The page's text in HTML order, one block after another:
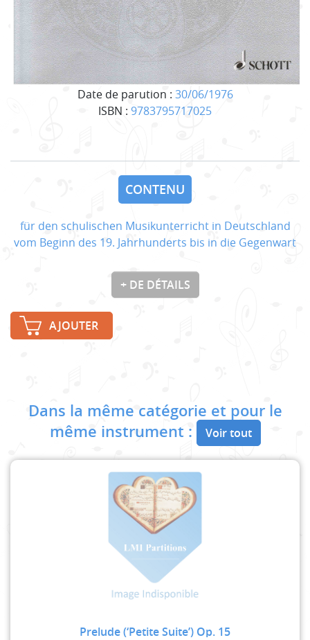
Date de parution : 30/06/1976
ISBN : 9783795717025
CONTENU
für den schulischen Musikunterricht in Deutschland
vom Beginn des 19. Jahrhunderts bis in die Gegenwart
+ DE DÉTAILS
AJOUTER
Dans la même catégorie et pour le
même instrument :
Voir tout
Prelude (‘Petite Suite’) Op. 15